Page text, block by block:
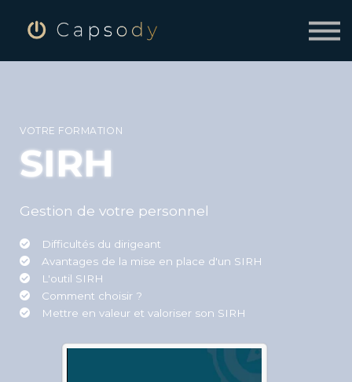
VOTRE FORMATION
SIRH
Gestion de votre personnel
Difficultés du dirigeant
Avantages de la mise en place d'un SIRH
L'outil SIRH
Comment choisir ?
Mettre en valeur et valoriser son SIRH